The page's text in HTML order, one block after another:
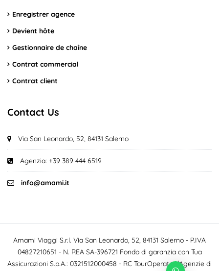
Enregistrer agence
Devient hôte
Gestionnaire de chaîne
Contrat commercial
Contrat client
Contact Us
Via San Leonardo, 52, 84131 Salerno
Agenzia: +39 389 444 6519
info@amami.it
Amami Viaggi S.r.l. Via San Leonardo, 52, 84131 Salerno - P.IVA
04827210651 - N. REA SA-396721 Fondo di garanzia con Tua
Assicurazioni S.p.A.: 0321512000458 - RC TourOperator/Agenzie di